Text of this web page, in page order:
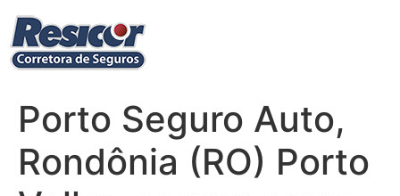
para
conteúdo
Porto Seguro Auto,
Rondônia (RO) Porto